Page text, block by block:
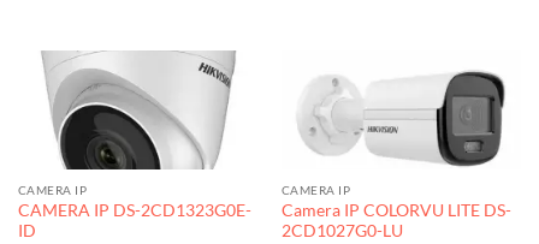
CAMERA IP
CAMERA IP DS-2CD1323G0E-
ID
CAMERA IP
Camera IP COLORVU LITE DS-
2CD1027G0-LU